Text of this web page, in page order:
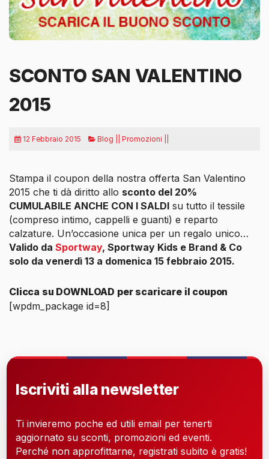
SCONTO SAN VALENTINO
2015
12 Febbraio 2015 Blog || Promozioni ||
Stampa il coupon della nostra offerta San Valentino
2015 che ti dà diritto allo sconto del 20%
CUMULABILE ANCHE CON I SALDI su tutto il tessile
(compreso intimo, cappelli e guanti) e reparto
calzature. Un’occasione unica per un regalo unico…
Valido da Sportway, Sportway Kids e Brand & Co
solo da venerdì 13 a domenica 15 febbraio 2015.
Clicca su DOWNLOAD per scaricare il coupon
[wpdm_package id=8]
Iscriviti alla newsletter
Ti invieremo poche ed utili email per tenerti
aggiornato su sconti, promozioni ed eventi.
Perché non approfittarne, registrati subito è gratis!